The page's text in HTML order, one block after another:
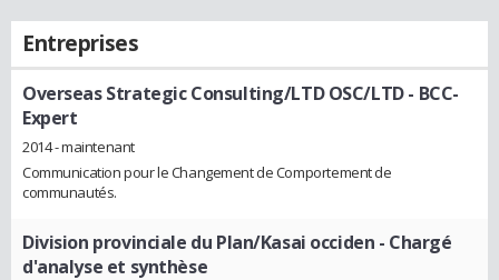
Entreprises
Overseas Strategic Consulting/LTD OSC/LTD- BCC-
Expert
2014 - maintenant
Communication pour le Changement de Comportement de
communautés.
Division provinciale du Plan/Kasai occiden - Chargé
d'analyse et synthèse